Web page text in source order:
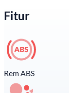
Fitur
Rem ABS